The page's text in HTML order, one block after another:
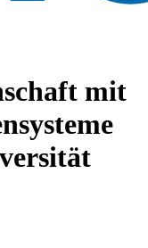
mit